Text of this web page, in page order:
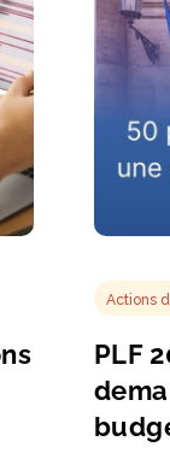
Actions
PLF